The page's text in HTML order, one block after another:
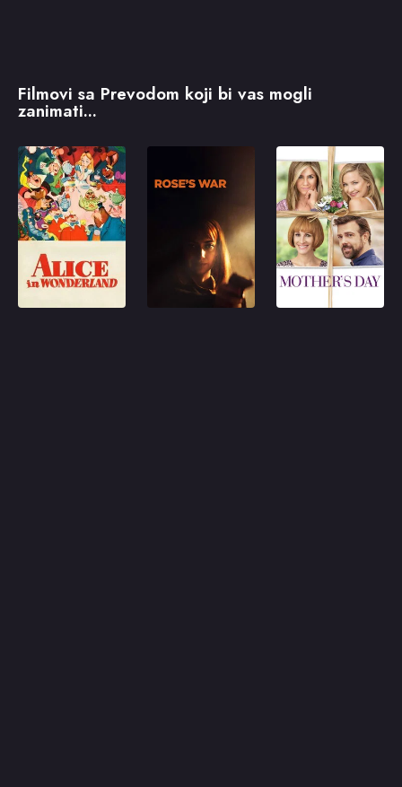
Filmovi sa Prevodom koji bi vas mogli
zanimati...